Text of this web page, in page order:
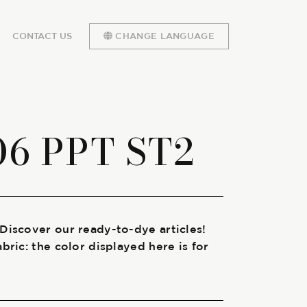
CONTACT US CHANGE LANGUAGE
PPT ST2
our ready-to-dye articles!
the color displayed here is for